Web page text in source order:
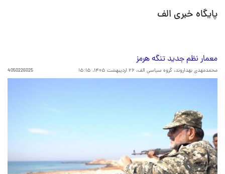
پایگاه خبری الف
معمار نظم جدید تنگه هرمز
محمدمهدی بهداروند، گروه سیاسی الف، ۲۶ اردیبهشت ۱۴۰۵، ۱۵:۱۵ 4050226025